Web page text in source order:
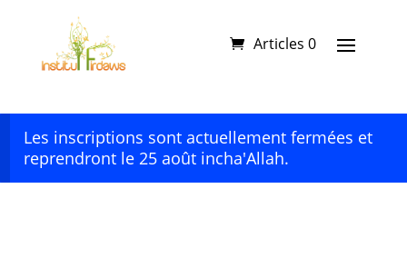
Articles 0
Les inscriptions sont actuellement fermées et
reprendront le 25 août incha'Allah.